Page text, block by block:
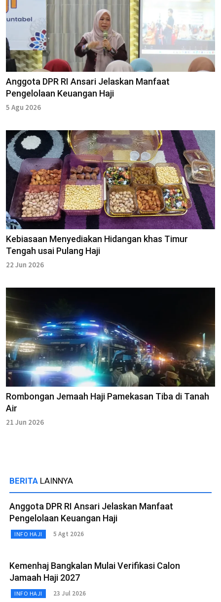
Anggota DPR RI Ansari Jelaskan Manfaat
Pengelolaan Keuangan Haji
5 Agu 2026
Kebiasaan Menyediakan Hidangan khas Timur
Tengah usai Pulang Haji
22 Jun 2026
Rombongan Jemaah Haji Pamekasan Tiba di Tanah
Air
21 Jun 2026
BERITA LAINNYA
Anggota DPR RI Ansari Jelaskan Manfaat
Pengelolaan Keuangan Haji
INFO HAJI 5 Agt 2026
Kemenhaj Bangkalan Mulai Verifikasi Calon
Jamaah Haji 2027
INFO HAJI 23 Jul 2026